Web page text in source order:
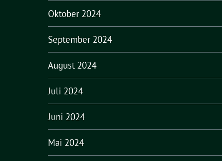
Oktober 2024
September 2024
August 2024
Juli 2024
Juni 2024
Mai 2024